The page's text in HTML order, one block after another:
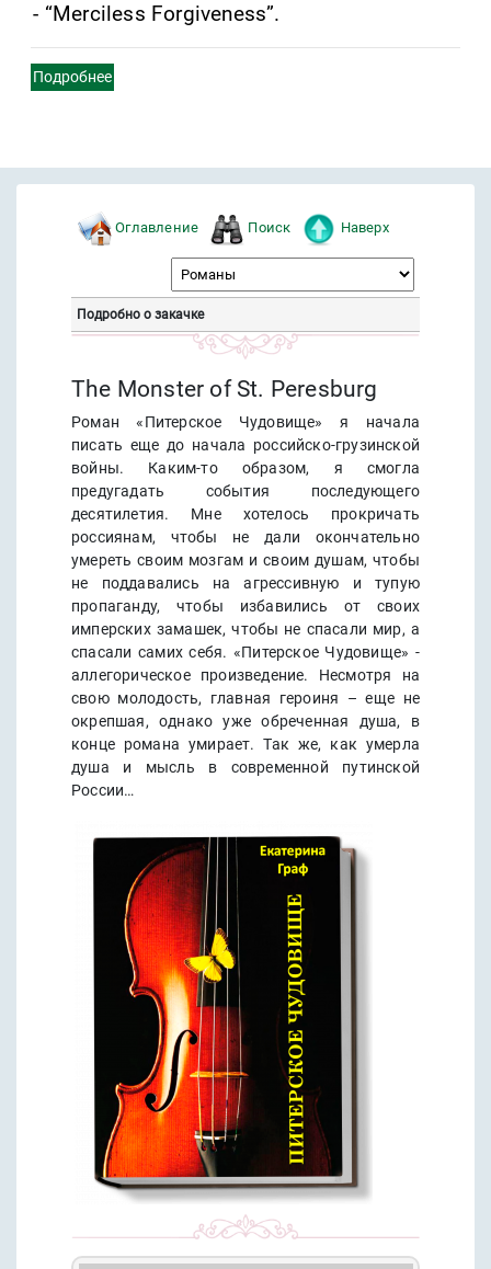
- “Merciless Forgiveness”.
Подробнее
Оглавление Поиск Наверх
Подробно о закачке
The Monster of St. Peresburg
Роман «Питерское Чудовище» я начала
писать еще до начала российско-грузинской
войны. Каким-то образом, я смогла
предугадать события последующего
десятилетия. Мне хотелось прокричать
россиянам, чтобы не дали окончательно
умереть своим мозгам и своим душам, чтобы
не поддавались на агрессивную и тупую
пропаганду, чтобы избавились от своих
имперских замашек, чтобы не спасали мир, а
спасали самих себя. «Питерское Чудовище» -
аллегорическое произведение. Несмотря на
свою молодость, главная героиня – еще не
окрепшая, однако уже обреченная душа, в
конце романа умирает. Так же, как умерла
душа и мысль в современной путинской
России…